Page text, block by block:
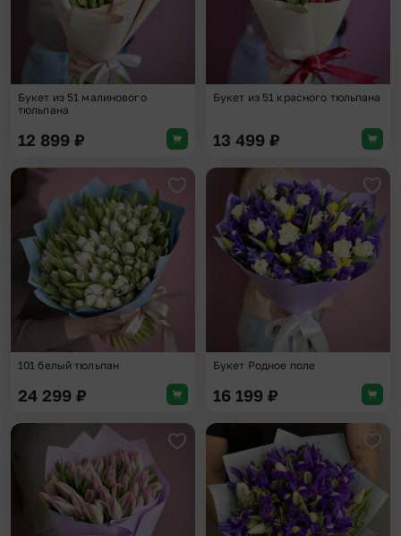
Букет из 51 малинового
тюльпана
12 899 ₽
Букет из 51 красного тюльпана
13 499 ₽
Добавить в избранное
101 белый тюльпан
24 299 ₽
Букет Родное поле
16 199 ₽
Добавить в избранное